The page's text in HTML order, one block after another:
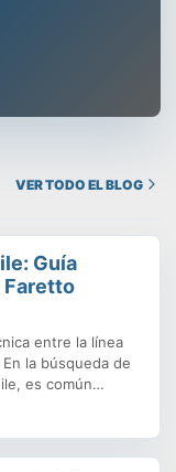
VER TODO EL BLOG
Guía
Faretto
entre la línea
la búsqueda de
es común
ofrecen